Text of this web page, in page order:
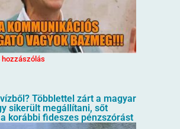
hozzászólás
Többlettel zárt a magyar
sikerült megállítani, sőt
korábbi fideszes pénzszórást